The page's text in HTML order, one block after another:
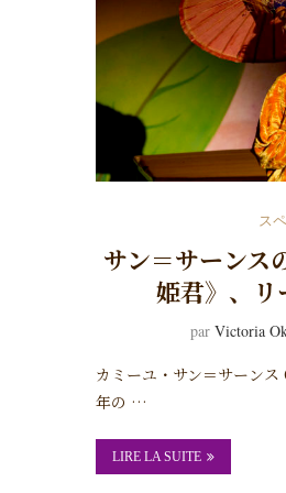
ス
サン＝サーンス
姫君》、
parVictoria
カミーユ・サン＝サーン
年の …
LIRE LA SUITE